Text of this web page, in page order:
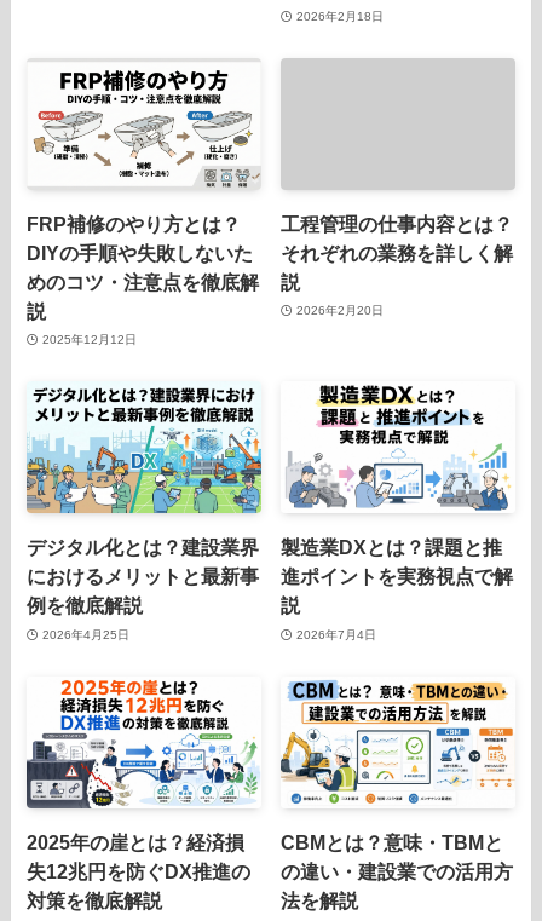
2026年2月18日
FRP補修のやり方とは？
DIYの手順や失敗しないた
めのコツ・注意点を徹底解
説
2025年12月12日
工程管理の仕事内容とは？
それぞれの業務を詳しく解
説
2026年2月20日
デジタル化とは？建設業界
におけるメリットと最新事
例を徹底解説
2026年4月25日
製造業DXとは？課題と推
進ポイントを実務視点で解
説
2026年7月4日
2025年の崖とは？経済損
失12兆円を防ぐDX推進の
対策を徹底解説
CBMとは？意味・TBMと
の違い・建設業での活用方
法を解説